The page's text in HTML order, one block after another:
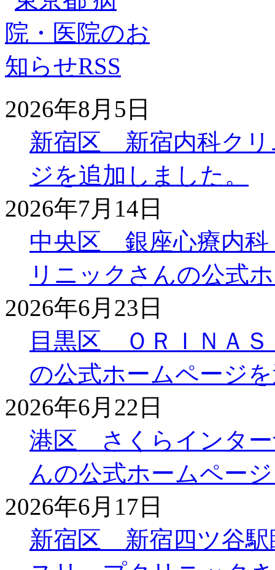
2026年8月5日
新宿区 新宿内科クリ
ジを追加しました。
2026年7月14日
中央区 銀座心療内科
リニックさんの公式
2026年6月23日
目黒区 ＯＲＩＮＡ
の公式ホームページ
2026年6月22日
港区 さくらインター
んの公式ホームペー
2026年6月17日
新宿区 新宿四ツ谷駅